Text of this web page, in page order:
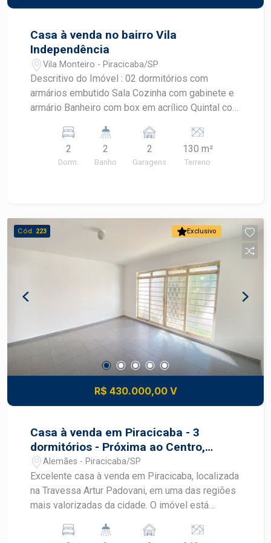
Casa à venda no bairro Vila
Independência
Vila Monteiro - Piracicaba/SP
Descritivo do Imóvel : 02 dormitórios com
armários embutido Sala Cozinha com gabinete e
armário Banheiro com box em acrílico Quintal com
externo Quarto de despejo 02 vagas de garagem
2
Dorm.
2
Banho
2
Garagens
130 m²
Terreno
Exclusivo
Cód. 223
R$ 430.000,00 V
Casa à venda em Piracicaba - 3
dormitórios - Próxima ao Centro,
Fórum e Oba Hortifruti
Alemães - Piracicaba/SP
Excelente casa à venda em Piracicaba, localizada
na Travessa Artur Padovani, em uma das regiões
mais valorizadas da cidade. O imóvel está
Independência , importantes corredores